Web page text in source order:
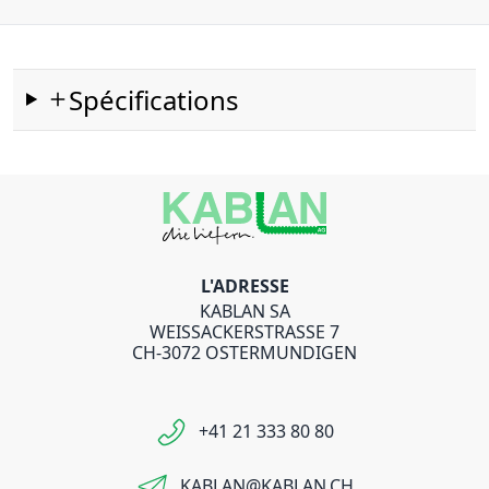
Spécifications
L'ADRESSE
KABLAN SA
WEISSACKERSTRASSE 7
CH-3072 OSTERMUNDIGEN
+41 21 333 80 80